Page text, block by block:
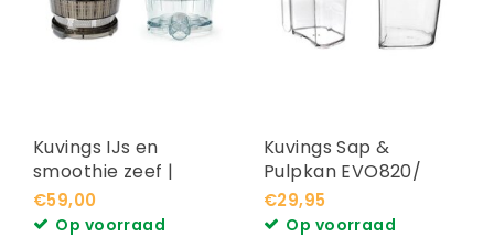
Kuvings IJs en
smoothie zeef |
Kuvings EVO820 +
C9500
€59,00
Op voorraad
Kuvings Sap &
Pulpkan EVO820/
B8200
€29,95
Op voorraad